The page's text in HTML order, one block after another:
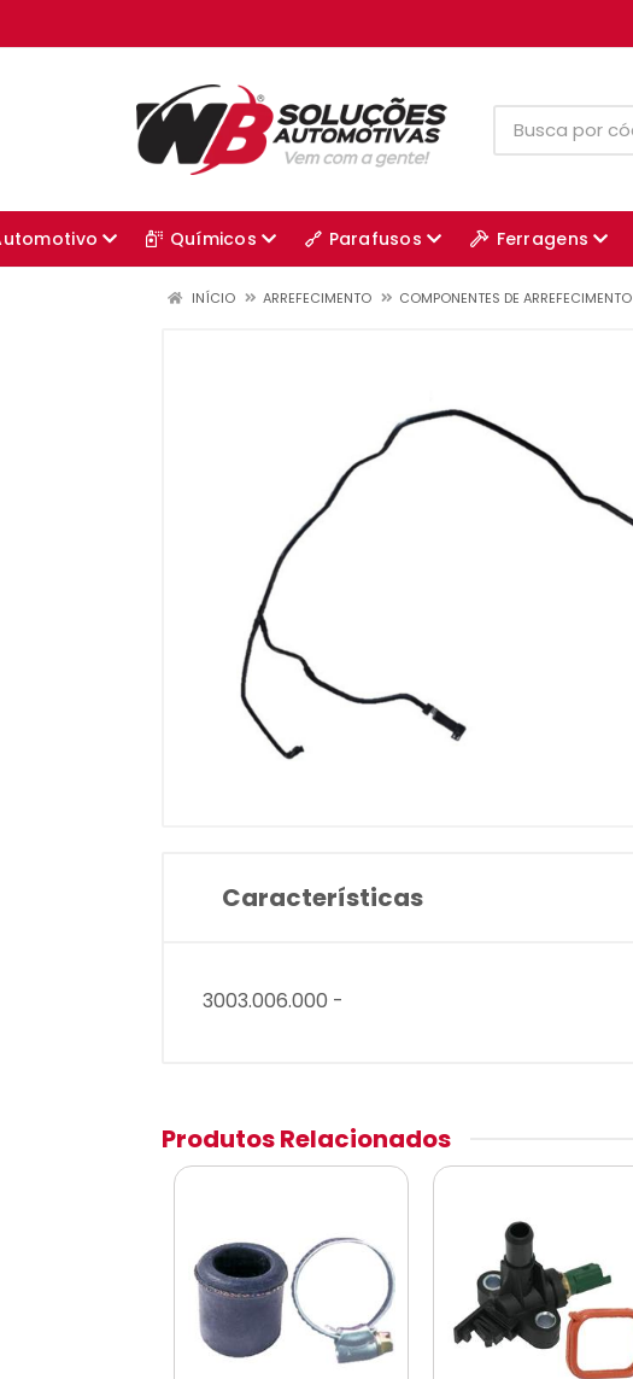
Químicos Parafusos Ferragens
INÍCIO ARREFECIMENTO COMPONENTES DE ARREFECIMENTO
Características
3003.006.000 -
Produtos Relacionados